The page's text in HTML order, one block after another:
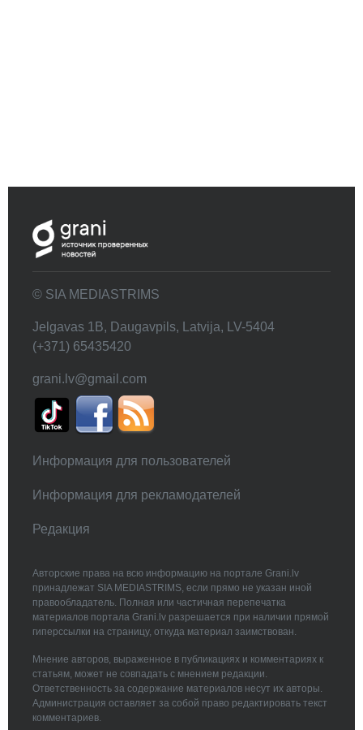
© SIA MEDIASTRIMS
Jelgavas 1B, Daugavpils, Latvija, LV-5404
(+371) 65435420
grani.lv@gmail.com
Информация для пользователей
Информация для рекламодателей
Редакция
Авторские права на всю информацию на портале Grani.lv
принадлежат SIA MEDIASTRIMS, если прямо не указан иной
правообладатель. Полная или частичная перепечатка
материалов портала Grani.lv разрешается при наличии прямой
гиперссылки на страницу, откуда материал заимствован.
Мнение авторов, выраженное в публикациях и комментариях к
статьям, может не совпадать с мнением редакции.
Ответственность за содержание материалов несут их авторы.
Администрация оставляет за собой право редактировать текст
комментариев.